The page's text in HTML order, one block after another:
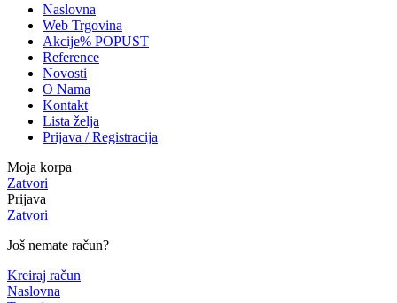
Naslovna
Web Trgovina
Akcije% POPUST
Reference
Novosti
O Nama
Kontakt
Lista želja
Prijava / Registracija
Moja korpa
Zatvori
Prijava
Zatvori
Još nemate račun?
Kreiraj račun
Naslovna